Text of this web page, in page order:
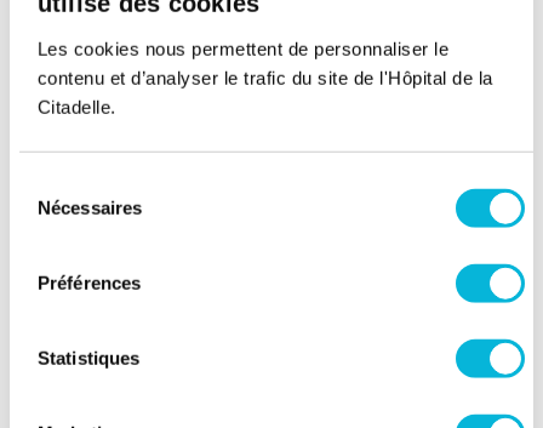
Les cookies nous permettent de personnaliser le
contenu et d’analyser le trafic du site de l'Hôpital de la
Citadelle.
Nécessaires
Préférences
Statistiques
Vitrectomie pour trou maculaire
24/01/2026